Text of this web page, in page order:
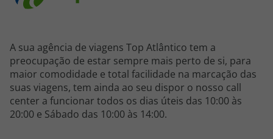
A sua agência de viagens Top Atlântico tem a
preocupação de estar sempre mais perto de si, para
maior comodidade e total facilidade na marcação das
suas viagens, tem ainda ao seu dispor o nosso call
center a funcionar todos os dias úteis das 10:00 às
20:00 e Sábado das 10:00 às 14:00.